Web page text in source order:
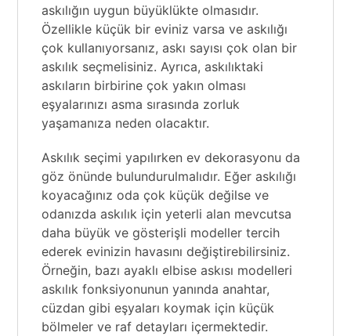
askılığın uygun büyüklükte olmasıdır.
Özellikle küçük bir eviniz varsa ve askılığı
çok kullanıyorsanız, askı sayısı çok olan bir
askılık seçmelisiniz. Ayrıca, askılıktaki
askıların birbirine çok yakın olması
eşyalarınızı asma sırasında zorluk
yaşamanıza neden olacaktır.
Askılık seçimi yapılırken ev dekorasyonu da
göz önünde bulundurulmalıdır. Eğer askılığı
koyacağınız oda çok küçük değilse ve
odanızda askılık için yeterli alan mevcutsa
daha büyük ve gösterişli modeller tercih
ederek evinizin havasını değiştirebilirsiniz.
Örneğin, bazı ayaklı elbise askısı modelleri
askılık fonksiyonunun yanında anahtar,
cüzdan gibi eşyaları koymak için küçük
bölmeler ve raf detayları içermektedir.